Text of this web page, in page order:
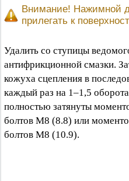
Внимание! Нажимной
прилегать к
Удалить со ступицы
антифрикционной смазки.
кожуха сцепления в
каждый раз на 1–1,5
полностью затянуты
болтов М8 (8.8) или
болтов М8 (10.9).